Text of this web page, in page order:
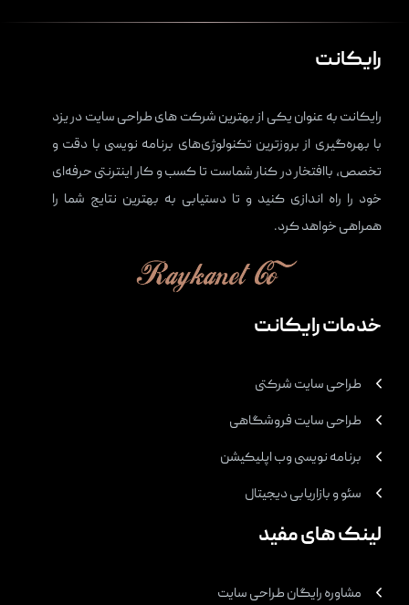
رایکانت
رایکانت به عنوان یکی از بهترین شرکت هایطراحی سایت در یزد
با بهره‌گیری از بروزترین تکنولوژی‌های برنامه نویسی با دقت و
تخصص، باافتخار در کنار شماست تا کسب و کار اینترنتی حرفه‌ای
خود را راه اندازی کنید و تا دستیابی به بهترین نتایج شما را
همراهی خواهد کرد.
خدمات رایکانت
طراحی سایت شرکتی
طراحی سایت فروشگاهی
برنامه نویسی وب اپلیکیشن
سئو و بازاریابی دیجیتال
لینک های مفید
مشاوره رایگان طراحی سایت